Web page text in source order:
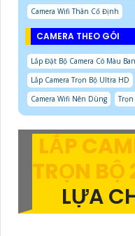
Camera Wifi Thân Cố Định
CAMERA THEO GÓI
Lắp Đặt Bộ Camera Có Màu
Lắp Camera Trọn Bộ Ultra HD
Camera Wifi Nên Dùng
Trọn
LẮP
TRỌN BỘ
LỰA